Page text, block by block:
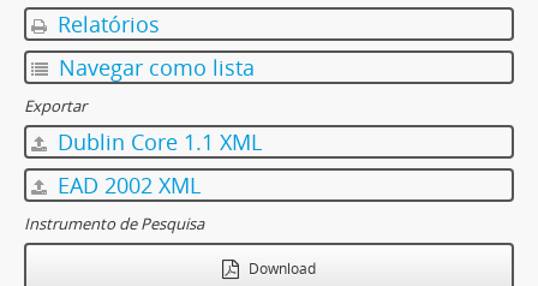
Relatórios
Navegar como lista
Exportar
Dublin Core 1.1 XML
EAD 2002 XML
Instrumento de Pesquisa
Download